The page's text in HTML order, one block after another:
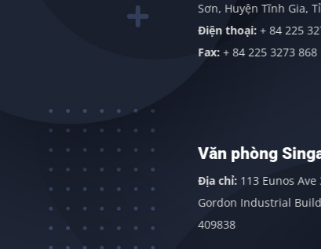
Sơn, Huyện Tĩnh Gia, Tỉnh Thanh
Điện thoại:
+ 84 225 3273 868
+ 84 225 3273 868
Văn phòng Singapore
113 Eunos Ave 3, #07-07
Gordon Industrial Building,
409838